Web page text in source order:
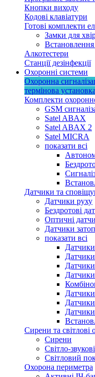
Кнопки виходу
Кодові клавіатури
Готові комплекти
Замки для
Встановлення
Алкотестери
Станції дезінфекції
Охоронні системи
Охоронна
термінова установка
Комплекти
GSM
Satel ABAX
Satel ABAX 2
Satel MICRA
показати всі
Датчики та
Датчики руху
Бездротові
Оптичні
Датчики
показати всі
Датчики
Датчики
Сирени та світлові
Сирени
Світло-
Світловий
Охорона периметра